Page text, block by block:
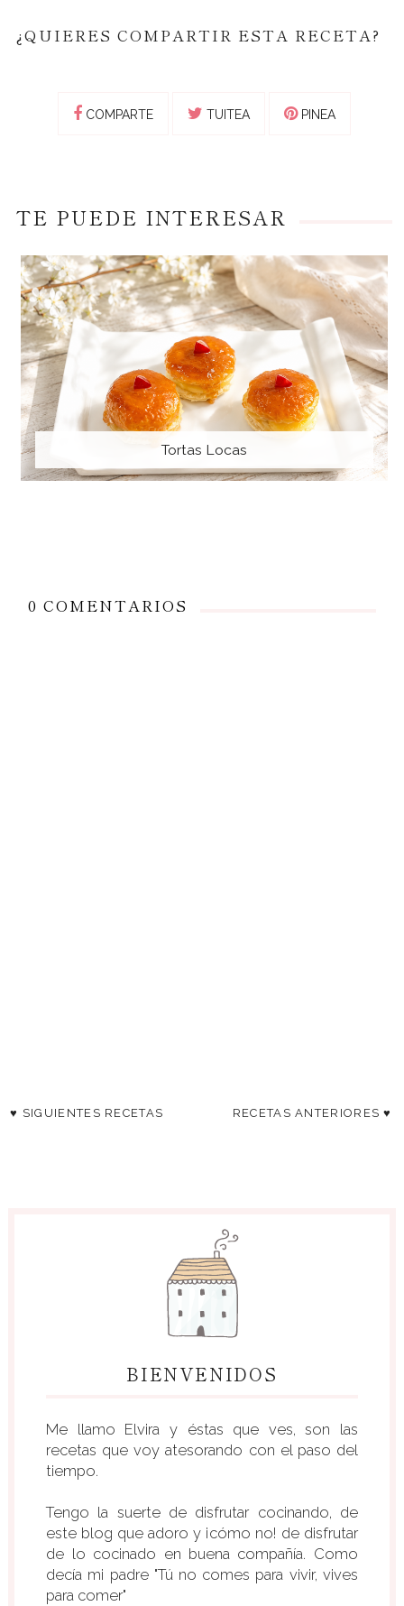
¿QUIERES COMPARTIR ESTA RECETA?
COMPARTE TUITEA PINEA
TE PUEDE INTERESAR
Tortas Locas
0 COMENTARIOS
♥ SIGUIENTES RECETAS RECETAS ANTERIORES ♥
BIENVENIDOS
Me llamo Elvira y éstas que ves, son las
recetas que voy atesorando con el paso del
tiempo.
Tengo la suerte de disfrutar cocinando, de
este blog que adoro y ¡cómo no! de disfrutar
de lo cocinado en buena compañía. Como
decía mi padre "Tú no comes para vivir, vives
para comer"